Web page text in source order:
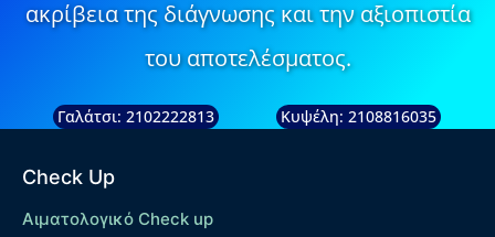
ακρίβεια της διάγνωσης και την αξιοπιστία
του αποτελέσματος.
Γαλάτσι: 2102222813 Κυψέλη: 2108816035
Check Up
Αιματολογικό Check up